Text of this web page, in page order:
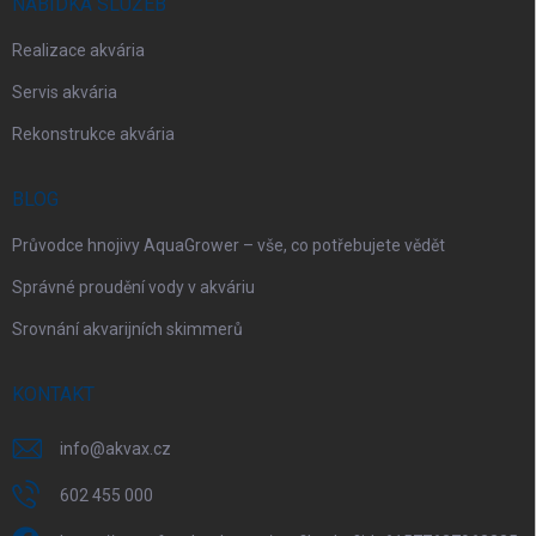
Realizace akvária
Servis akvária
Rekonstrukce akvária
BLOG
Průvodce hnojivy AquaGrower – vše, co potřebujete vědět
Správné proudění vody v akváriu
Srovnání akvarijních skimmerů
KONTAKT
info@akvax.cz
602 455 000